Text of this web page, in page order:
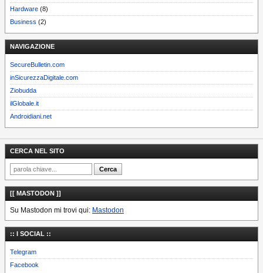
Hardware (8)
Business (2)
NAVIGAZIONE
SecureBulletin.com
inSicurezzaDigitale.com
Ziobudda
ilGlobale.it
Androidiani.net
CERCA NEL SITO
[[ MASTODON ]]
Su Mastodon mi trovi qui: Mastodon
:: I SOCIAL ::
Telegram
Facebook